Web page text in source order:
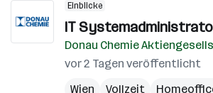
Einblicke
IT
Donau Chemie
vor 2 Tagen veröffentlicht
Wien
Vollzeit